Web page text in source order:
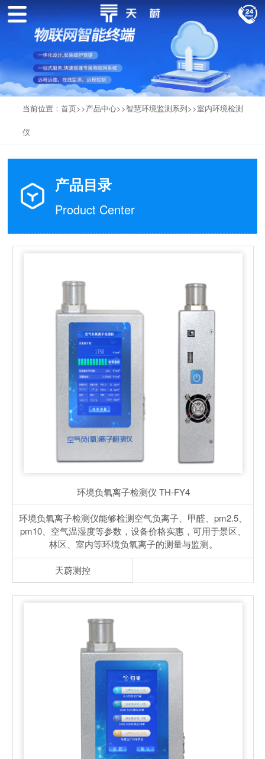
当前位置： 首页>>产品中心>>智慧环境监测系列>>室内环境检测
仪
产品目录
Product Center
环境负氧离子检测仪 TH-FY4
环境负氧离子检测仪能够检测空气负离子、甲醛、pm2.5、
pm10、空气温湿度等参数，设备价格实惠，可用于景区、
林区、室内等环境负氧离子的测量与监测。
天蔚测控